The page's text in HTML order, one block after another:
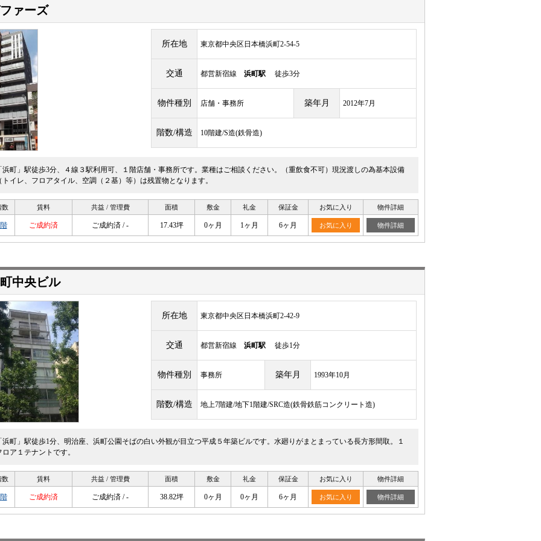
ァーズ
所在地 東京都中央区日本橋浜町2-54-5
交通 都営新宿線 浜町駅 徒歩3分
物件種別 店舗・事務所 築年月 2012年7月
階数/構造 10階建/S造(鉄骨造)
浜町」駅徒歩3分、４線３駅利用可、１階店舗・事務所です。業種はご相談ください。（重飲食不可）現況渡しの為基本設備
トイレ、フロアタイル、空調（２基）等）は残置物となります。
数 賃料 共益 / 管理費 面積 敷金 礼金 保証金 お気に入り 物件詳細
ご成約済 ご成約済 / - 17.43坪 0ヶ月 1ヶ月 6ヶ月 お気に入り 物件詳細
中央ビル
所在地 東京都中央区日本橋浜町2-42-9
交通 都営新宿線 浜町駅 徒歩1分
物件種別 事務所 築年月 1993年10月
階数/構造 地上7階建/地下1階建/SRC造(鉄骨鉄筋コンクリート造)
浜町」駅徒歩1分、明治座、浜町公園そばの白い外観が目立つ平成５年築ビルです。水廻りがまとまっている長方形間取。１
ロア１テナントです。
数 賃料 共益 / 管理費 面積 敷金 礼金 保証金 お気に入り 物件詳細
ご成約済 ご成約済 / - 38.82坪 0ヶ月 0ヶ月 6ヶ月 お気に入り 物件詳細